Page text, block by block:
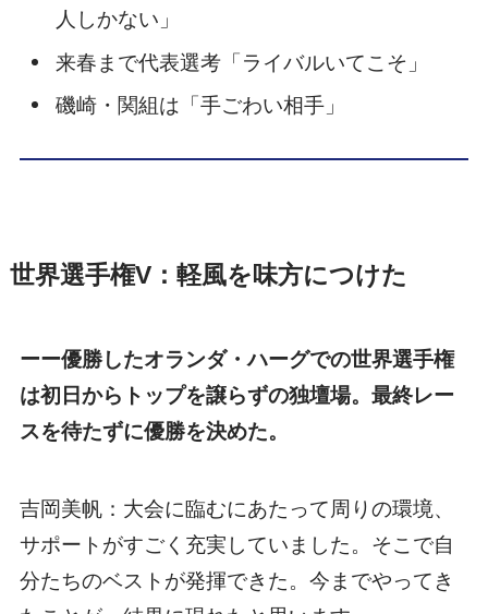
人しかない」
来春まで代表選考「ライバルいてこそ」
磯崎・関組は「手ごわい相手」
世界選手権V：軽風を味方につけた
ーー優勝したオランダ・ハーグでの世界選手権
は初日からトップを譲らずの独壇場。最終レー
スを待たずに優勝を決めた。
吉岡美帆：大会に臨むにあたって周りの環境、
サポートがすごく充実していました。そこで自
分たちのベストが発揮できた。今までやってき